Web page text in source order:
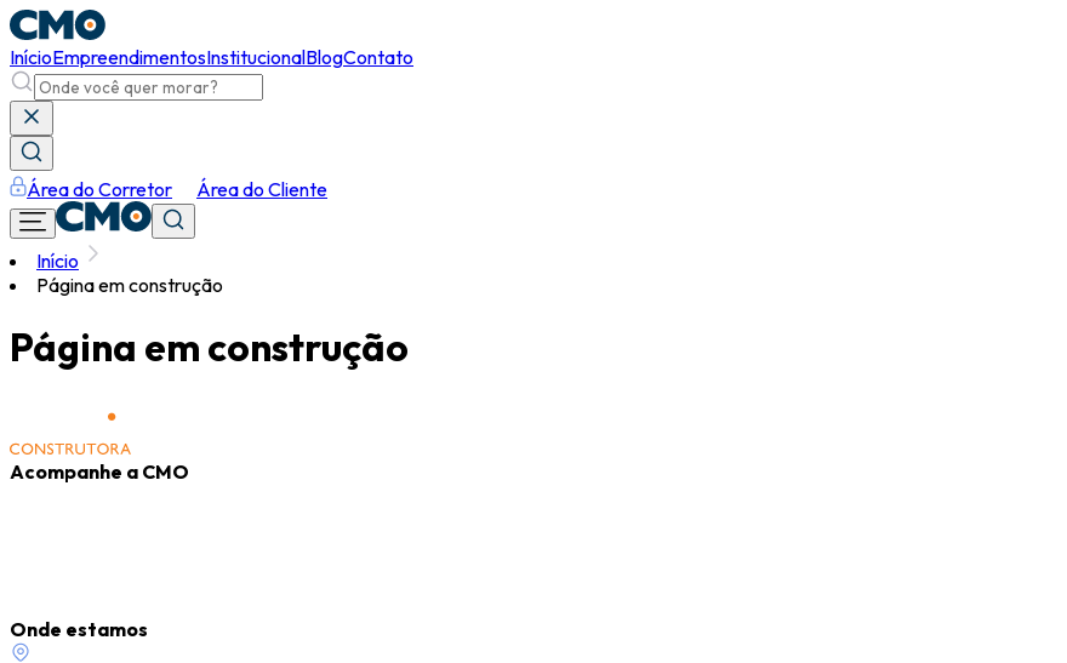
InícioEmpreendimentosInstitucionalBlogContato
Área do Corretor Área do Cliente
Início
Página em construção
Página em construção
Acompanhe a CMO
Onde estamos